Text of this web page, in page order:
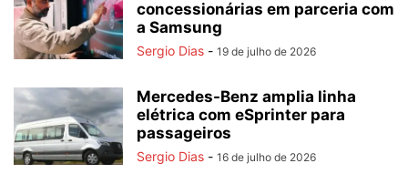
concessionárias em parceria com
a Samsung
Sergio Dias - 19 de julho de 2026
Mercedes-Benz amplia linha
elétrica com eSprinter para
passageiros
Sergio Dias - 16 de julho de 2026